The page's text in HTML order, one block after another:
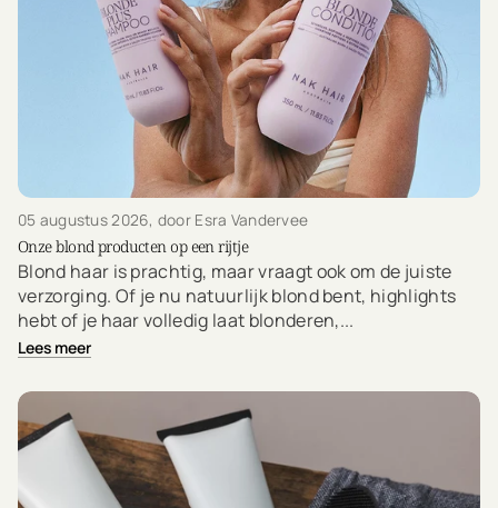
05 augustus 2026, door Esra Vandervee
Onze blond producten op een rijtje
Blond haar is prachtig, maar vraagt ook om de juiste
verzorging. Of je nu natuurlijk blond bent, highlights
hebt of je haar volledig laat blonderen,...
Lees meer